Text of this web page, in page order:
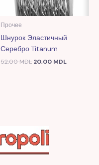
Прочее
Шнурок Эластичный
Серебро Titanum
52,00MDL 20,00 MDL